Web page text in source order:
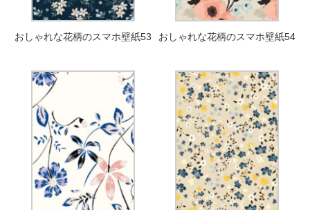
おしゃれな花柄のスマホ壁紙53 おしゃれな花柄のスマホ壁紙54